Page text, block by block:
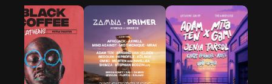
שמרגישים כמו המנונים של קיץ.
הקהל באירוע צפוי ליהנות משילוב של מוזיקה אלקטרונית
חמה, אווירת חופש, הפקה מוקפדת ואנרגיה שמתאימה
בדיוק ללימסול ביולי. עבור ישראלים שמחפשים אירוע קיץ